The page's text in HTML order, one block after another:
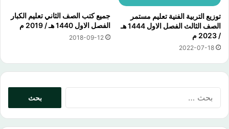
توزيع التربية الفنية تعليم مستمر
الصف الثالث الفصل الاول 1444 هـ
/ 2023 م
2022-07-18
جميع كتب الصف الثاني تعليم الكبار
الفصل الاول 1440 هـ / 2019 م
2018-09-12